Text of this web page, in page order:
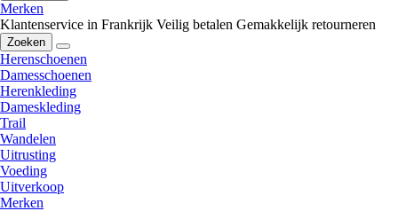
Merken
Klantenservice in Frankrijk Veilig betalen Gemakkelijk retourneren
Zoeken
Herenschoenen
Damesschoenen
Herenkleding
Dameskleding
Trail
Wandelen
Uitrusting
Voeding
Uitverkoop
Merken